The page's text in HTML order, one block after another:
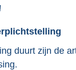
duurt zijn de